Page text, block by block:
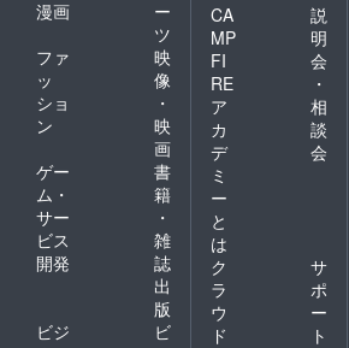
漫画
ー
ツ
ファ
ッ
ショ
ン
映
像
・
映
画
ゲー
ム・
サー
ビス
開発
書
籍
・
雑
誌
出
版
ビジ
ビ
CA
MP
FI
RE
ア
カ
デ
ミ
ー
と
は
説
明
会
・
相
談
会
ク
ラ
ウ
ド
サ
ポ
ー
ト